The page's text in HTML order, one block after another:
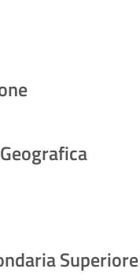
Superiore